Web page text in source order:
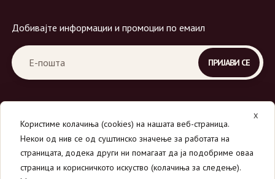
Добивајте информации и промоции по емаил
X
Користиме колачиња (cookies) на нашата веб-страница.
Некои од нив се од суштинско значење за работата на
страницата, додека други ни помагаат да ја подобриме оваа
страница и корисничкото искуство (колачиња за следење).